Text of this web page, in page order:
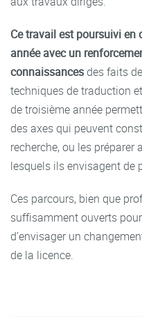
Ce travail est poursuivi en
année avec un
connaissancesdes faits
techniques de traduction
de troisième année
des axes qui peuvent
recherche, ou les
lesquels ils envisagent de
Ces parcours, bien que
suffisamment ouverts
d’envisager un
de la licence.